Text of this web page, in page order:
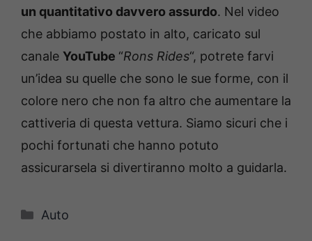
un quantitativo davvero assurdo. Nel video
che abbiamo postato in alto, caricato sul
canale YouTube “Rons Rides“, potrete farvi
un’idea su quelle che sono le sue forme, con il
colore nero che non fa altro che aumentare la
cattiveria di questa vettura. Siamo sicuri che i
pochi fortunati che hanno potuto
assicurarsela si divertiranno molto a guidarla.
Categorie
Auto